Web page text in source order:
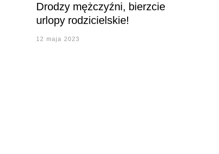
Drodzy mężczyźni, bierzcie
urlopy rodzicielskie!
12 maja 2023